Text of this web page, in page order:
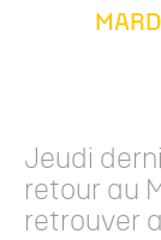
Jeudi
retour au
retrouver